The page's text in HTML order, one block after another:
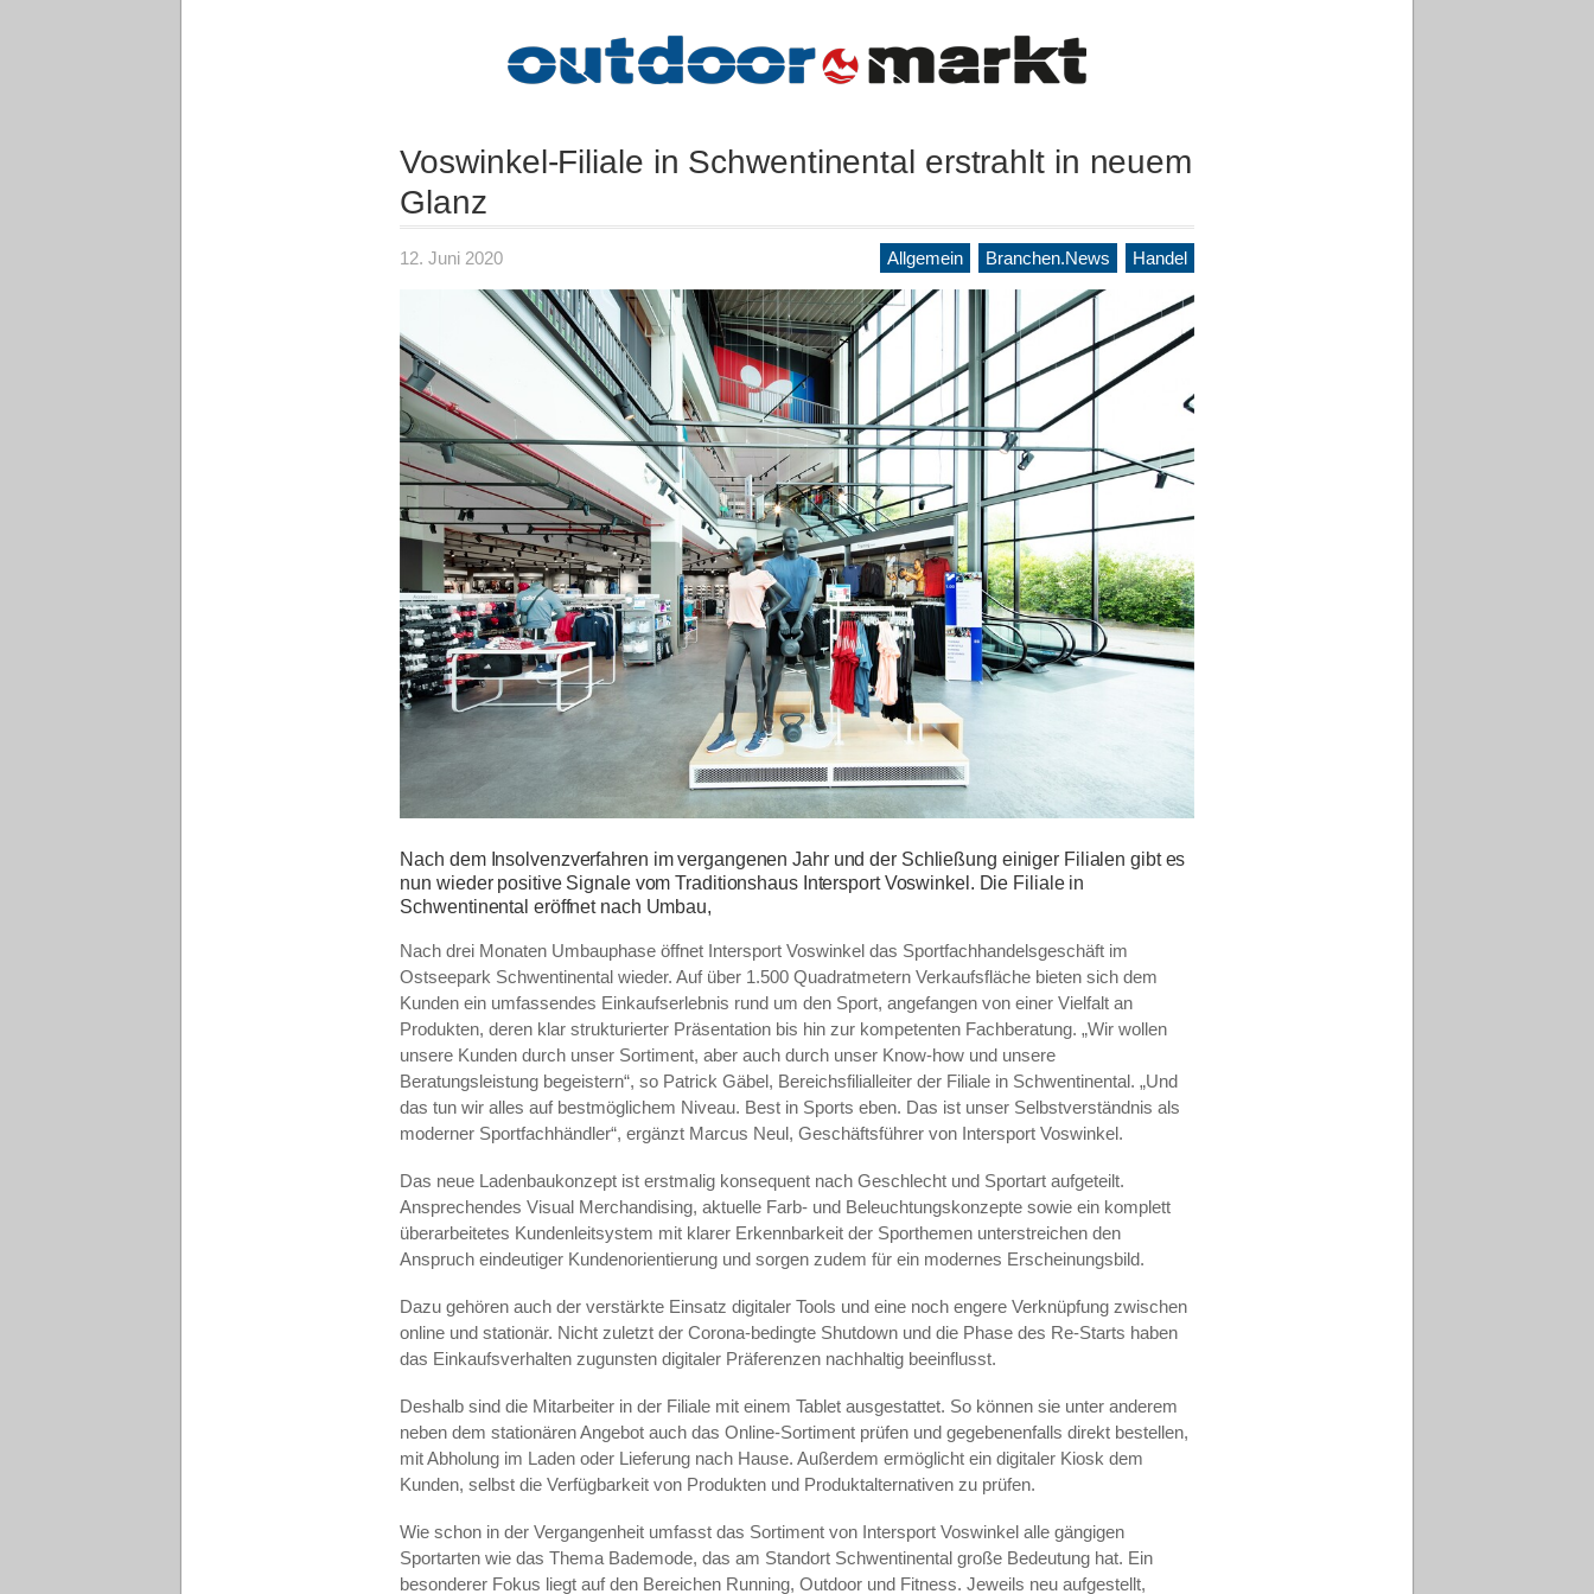
Voswinkel-Filiale in Schwentinental erstrahlt in neuem
Glanz
12. Juni 2020 Allgemein Branchen.News Handel
Nach dem Insolvenzverfahren im vergangenen Jahr und der Schließung einiger Filialen gibt es
nun wieder positive Signale vom Traditionshaus Intersport Voswinkel. Die Filiale in
Schwentinental eröffnet nach Umbau,
Nach drei Monaten Umbauphase öffnet Intersport Voswinkel das Sportfachhandelsgeschäft im
Ostseepark Schwentinental wieder. Auf über 1.500 Quadratmetern Verkaufsfläche bieten sich dem
Kunden ein umfassendes Einkaufserlebnis rund um den Sport, angefangen von einer Vielfalt an
Produkten, deren klar strukturierter Präsentation bis hin zur kompetenten Fachberatung. „Wir wollen
unsere Kunden durch unser Sortiment, aber auch durch unser Know-how und unsere
Beratungsleistung begeistern“, so Patrick Gäbel, Bereichsfilialleiter der Filiale in Schwentinental. „Und
das tun wir alles auf bestmöglichem Niveau. Best in Sports eben. Das ist unser Selbstverständnis als
moderner Sportfachhändler“, ergänzt Marcus Neul, Geschäftsführer von Intersport Voswinkel.
Das neue Ladenbaukonzept ist erstmalig konsequent nach Geschlecht und Sportart aufgeteilt.
Ansprechendes Visual Merchandising, aktuelle Farb- und Beleuchtungskonzepte sowie ein komplett
überarbeitetes Kundenleitsystem mit klarer Erkennbarkeit der Sporthemen unterstreichen den
Anspruch eindeutiger Kundenorientierung und sorgen zudem für ein modernes Erscheinungsbild.
Dazu gehören auch der verstärkte Einsatz digitaler Tools und eine noch engere Verknüpfung zwischen
online und stationär. Nicht zuletzt der Corona-bedingte Shutdown und die Phase des Re-Starts haben
das Einkaufsverhalten zugunsten digitaler Präferenzen nachhaltig beeinflusst.
Deshalb sind die Mitarbeiter in der Filiale mit einem Tablet ausgestattet. So können sie unter anderem
neben dem stationären Angebot auch das Online-Sortiment prüfen und gegebenenfalls direkt bestellen,
mit Abholung im Laden oder Lieferung nach Hause. Außerdem ermöglicht ein digitaler Kiosk dem
Kunden, selbst die Verfügbarkeit von Produkten und Produktalternativen zu prüfen.
Wie schon in der Vergangenheit umfasst das Sortiment von Intersport Voswinkel alle gängigen
Sportarten wie das Thema Bademode, das am Standort Schwentinental große Bedeutung hat. Ein
besonderer Fokus liegt auf den Bereichen Running, Outdoor und Fitness. Jeweils neu aufgestellt,